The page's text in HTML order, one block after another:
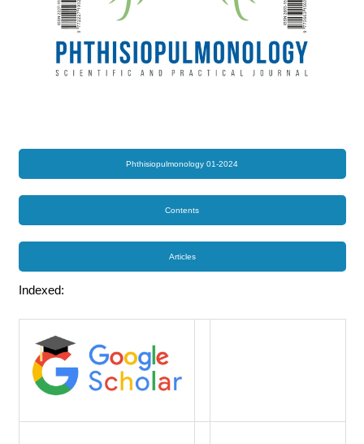
Phthisiopulmonology 01-2024
Contents
Articles
Indexed: